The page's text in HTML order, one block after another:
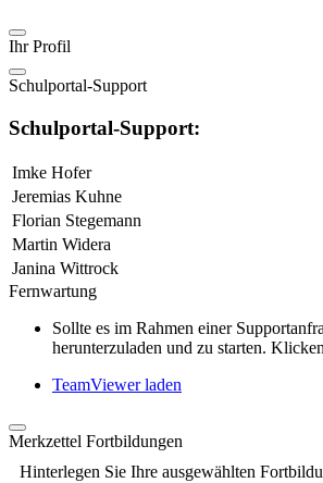
Ihr Profil
Schulportal-Support
Schulportal-Support:
Imke Hofer
Jeremias Kuhne
Florian Stegemann
Martin Widera
Janina Wittrock
Fernwartung
Sollte es im Rahmen einer
herunterzuladen und zu starten.
TeamViewer laden
Merkzettel Fortbildungen
Hinterlegen Sie Ihre ausgewählten